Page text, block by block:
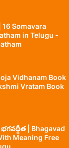
Somavara
in Telugu -
Vidhanam Book
Vratam Book
| Bhagavad
Meaning Free